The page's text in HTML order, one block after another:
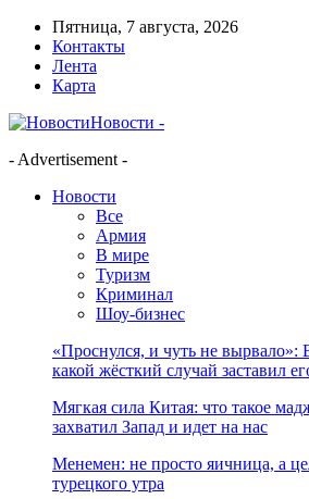
Пятница, 7 августа, 2026
Контакты
Лента
Карта
Новости -
- Advertisement -
Новости
Все
Армия
В мире
Туризм
Криминал
Шоу-бизнес
«Проснулся, и чуть не вырвало»:
какой жёсткий случай заставил
Мягкая сила Китая: что такое
захватил Запад и идет на нас
Менемен: не просто яичница, а
турецкого утра